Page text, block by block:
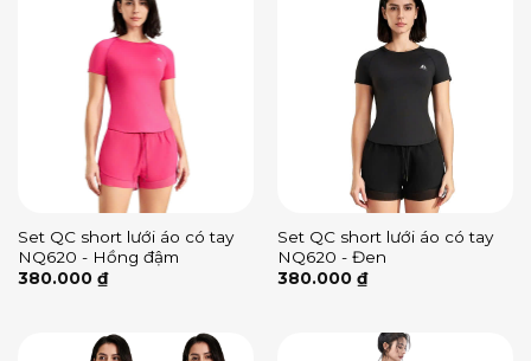
Set QC short lưới áo có tay
NQ620 - Hồng đậm
380.000 ₫
Set QC short lưới áo có tay
NQ620 - Đen
380.000 ₫